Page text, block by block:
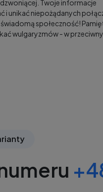
Twoje informacje
unikać niepożądanych
społeczność!
wulgaryzmów - w